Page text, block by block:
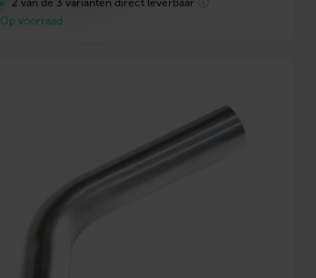
2 van de 3 varianten direct leverbaar
Op voorraad